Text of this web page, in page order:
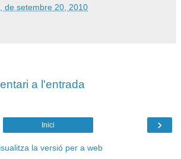
de setembre 20, 2010
a l'entrada
›
Inici
la versió per a web